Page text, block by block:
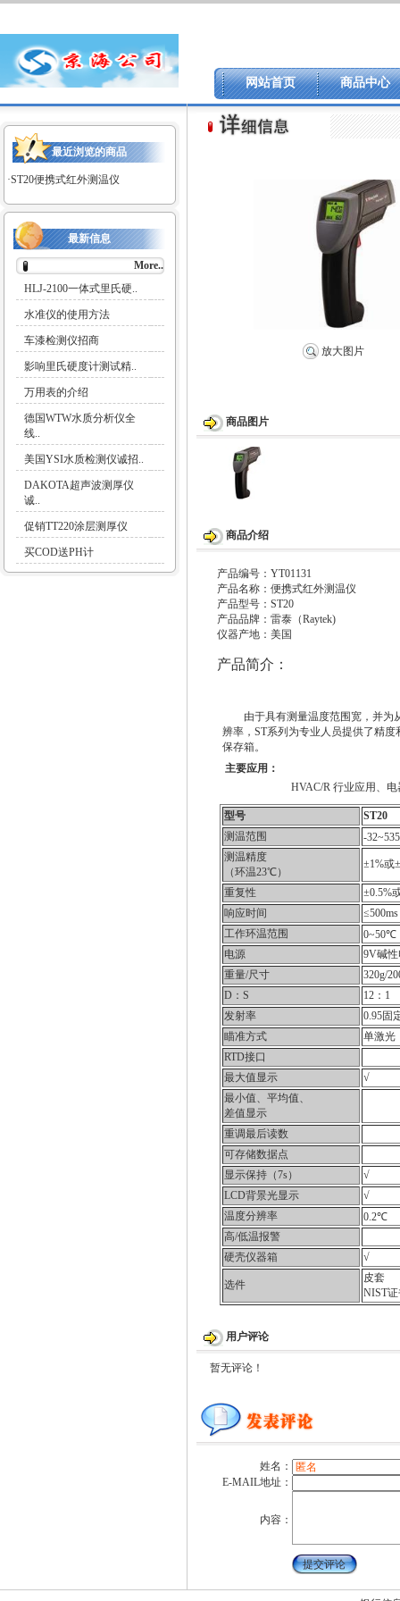
网站首页 商品中心
最近浏览的商品
·ST20便携式红外测温仪
最新信息
More..
HLJ-2100一体式里氏硬..
水准仪的使用方法
车漆检测仪招商
影响里氏硬度计测试精..
万用表的介绍
德国WTW水质分析仪全
线..
美国YSI水质检测仪诚招..
DAKOTA超声波测厚仪
诚..
促销TT220涂层测厚仪
买COD送PH计
放大图片
商品图片
商品介绍
产品编号：YT01131
产品名称：便携式红外测温仪
产品型号：ST20
产品品牌：雷泰（Raytek)
仪器产地：美国
产品简介：
由于具有测量温度范围宽，并为
辨率，ST系列为专业人员提供了精
保存箱。
主要应用：
HVAC/R 行业应用、
型号
ST20
测温范围
-
测温精度
（环温23℃）
±1%或
重复性
±0.5%
响应时间
工作环温范围
0~50℃
电源
9V碱
重量/尺寸
320g/
D：S
12：1
发射率
0.95固
瞄准方式
单激光
RTD接口
最大值显示
√
最小值、平均值、
差值显示
重调最后读数
可存储数据点
显示保持（7s）
√
LCD背景光显示
√
温度分辨率
0.2℃
高/低温报警
硬壳仪器箱
√
选件
皮套
NIST
用户评论
暂无评论！
姓名：
E-MAIL地址：
内容：